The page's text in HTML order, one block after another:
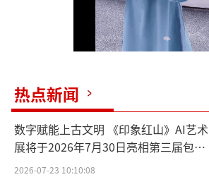
a
y
i
d
热点新闻
数字赋能上古文明 《印象红山》AI艺术
展将于2026年7月30日亮相第三届包头
艺博会
2026-07-23 10:10:08